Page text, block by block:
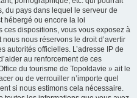
du pays dans lequel le serveur de
hébergé ou encore la loi
dispositions, vous vous exposez à
nous réservons le droit d’avertir
autorités officielles. L’adresse IP de
au renforcement de ces
du tourisme de Topoldavie » ait le
ou de verrouiller n’importe quel
si nous estimons cela nécessaire.